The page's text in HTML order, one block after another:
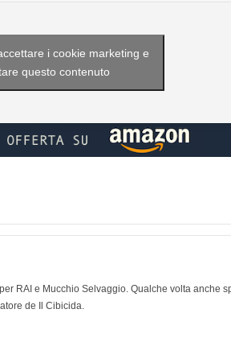
i cookie marketing e
questo contenuto
RAI e Mucchio Selvaggio. Qualche volta anche
de Il Cibicida.